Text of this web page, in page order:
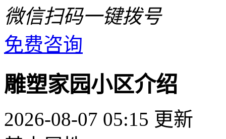
微信扫码一键拨号
免费咨询
雕塑家园小区介绍
2026-08-07 05:15 更新